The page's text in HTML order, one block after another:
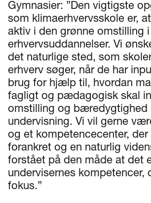
Gymnasier: ”Den vigtigste
som klimaerhvervsskole er,
aktiv i den grønne omstilling
erhvervsuddannelser. Vi
det naturlige sted, som
erhverv søger, når de har
brug for hjælp til, hvordan
fagligt og pædagogisk skal
omstilling og bæredygtighed
undervisning. Vi vil gerne
og et kompetencecenter, der
forankret og en naturlig
forstået på den måde at det
undervisernes kompetencer,
fokus.”